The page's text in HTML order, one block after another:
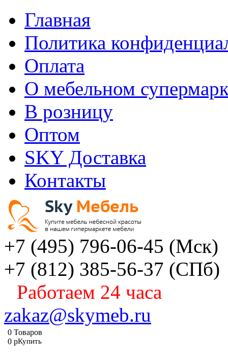
Главная
Политика
Оплата
О мебельном
В розницу
Оптом
SKY Доставка
Контакты
+7 (495) 796-06-45 (Мск)
+7 (812) 385-56-37 (СПб)
Работаем 24 часа
zakaz@skymeb.ru
0 Товаров
0 pКупить